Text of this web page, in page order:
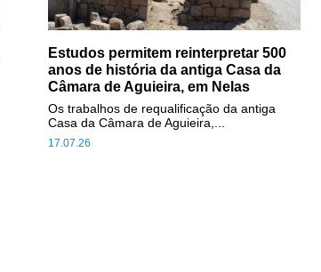
Estudos permitem reinterpretar 500
anos de história da antiga Casa da
Câmara de Aguieira, em Nelas
17.07.26
Os trabalhos de requalificação da antiga
Casa da Câmara de Aguieira,...